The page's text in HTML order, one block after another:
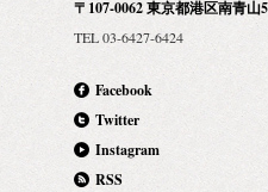
店です。 香りにもっと気軽で
Follow your NOSE.（自分の鼻
名：NOSE SHOP（ノーズシ
日：2017年8月16日（水） ■場
4-1-6 ニュウマン新宿 2F ■電話
概要：香水、ルームフレグラ
シェ、キャンドル、ボディソ
〒107-0062 東京都港区南青山
TEL 03-6427-6424
Facebook
Twitter
Instagram
RSS